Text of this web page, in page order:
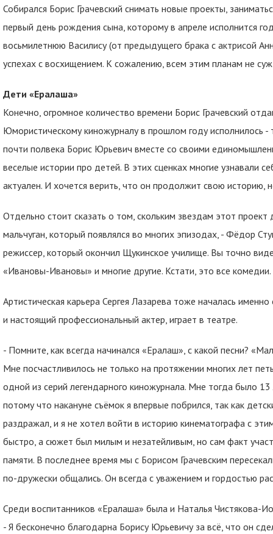
Собирался Борис Грачевский снимать новые проекты,
первый день рождения сына, которому в апреле исполнится
восьмилетнюю Василису (от предыдущего брака с актрисой
успехах с восхищением. К сожалению, всем этим планам не
Дети «Ералаша»
Конечно, огромное количество времени Борис Грачевский
Юмористическому киножурналу в прошлом году исполнилось -
почти полвека Борис Юрьевич вместе со своими
веселые истории про детей. В этих сценках многие узнавали
актуален. И хочется верить, что он продолжит свою историю,
Отдельно стоит сказать о том, скольким звездам этот
мальчуган, который появлялся во многих эпизодах, - Фёдор
режиссер, который окончил Щукинское училище. Вы точно
«Ивановы-Ивановы» и многие другие. Кстати, это все комедии.
Артистическая карьера Сергея Лазарева тоже началась
и настоящий профессиональный актер, играет в театре.
- Помните, как всегда начинался «Ералаш», с какой песни?
Мне посчастливилось не только на протяжении многих лет
одной из серий легендарного киножурнала. Мне тогда было
потому что накануне съёмок я впервые побрился, так как
раздражал, и я не хотел войти в историю кинематографа с
быстро, а сюжет был милым и незатейливым, но сам факт
памяти. В последнее время мы с Борисом Грачевским
по-дружески общались. Он всегда с уважением и гордостью
Среди воспитанников «Ералаша» была и Наталья Чистякова-
- Я бесконечно благодарна Борису Юрьевичу за всё, что он